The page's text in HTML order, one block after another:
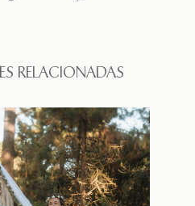
RELACIONADAS